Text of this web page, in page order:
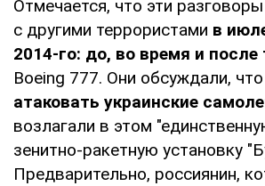
Отмечается, что эти
с другими террористами в
2014-го: до, во время и после
Boeing 777. Они обсуждали, что
атаковать украинские
возлагали в этом
зенитно-ракетную установку
Предварительно, россиянин,